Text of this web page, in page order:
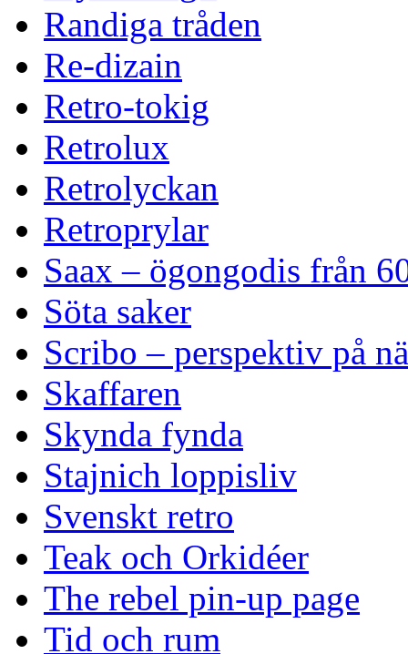
Randiga tråden
Re-dizain
Retro-tokig
Retrolux
Retrolyckan
Retroprylar
Saax – ögongodis från
Söta saker
Scribo – perspektiv på
Skaffaren
Skynda fynda
Stajnich loppisliv
Svenskt retro
Teak och Orkidéer
The rebel pin-up page
Tid och rum